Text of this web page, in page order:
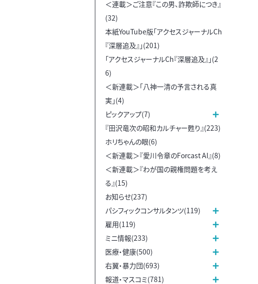
＜連載＞ご注意『この男、詐欺師につき』
(32)
本紙YouTube版「アクセスジャーナルCh
『深層追及』」(201)
「アクセスジャーナルCh『深層追及』」(2
6)
＜新連載＞「八神一清の予言される真
実」(4)
ピックアップ(7)
『田沢竜次の昭和カルチャー甦り』(223)
ホリちゃんの眼(6)
＜新連載＞『愛川令章のForcast AI』(8)
＜新連載＞『わが国の親権問題を考え
る』(15)
お知らせ(237)
パシフィックコンサルタンツ(119)
雇用(119)
ミニ情報(233)
医療・健康(500)
右翼・暴力団(693)
報道・マスコミ(781)